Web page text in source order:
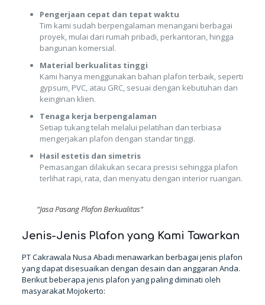
Pengerjaan cepat dan tepat waktu
Tim kami sudah berpengalaman menangani berbagai
proyek, mulai dari rumah pribadi, perkantoran, hingga
bangunan komersial.
Material berkualitas tinggi
Kami hanya menggunakan bahan plafon terbaik, seperti
gypsum, PVC, atau GRC, sesuai dengan kebutuhan dan
keinginan klien.
Tenaga kerja berpengalaman
Setiap tukang telah melalui pelatihan dan terbiasa
mengerjakan plafon dengan standar tinggi.
Hasil estetis dan simetris
Pemasangan dilakukan secara presisi sehingga plafon
terlihat rapi, rata, dan menyatu dengan interior ruangan.
“Jasa Pasang Plafon Berkualitas“
Jenis-Jenis Plafon yang Kami Tawarkan
PT Cakrawala Nusa Abadi menawarkan berbagai jenis plafon
yang dapat disesuaikan dengan desain dan anggaran Anda.
Berikut beberapa jenis plafon yang paling diminati oleh
masyarakat Mojokerto: